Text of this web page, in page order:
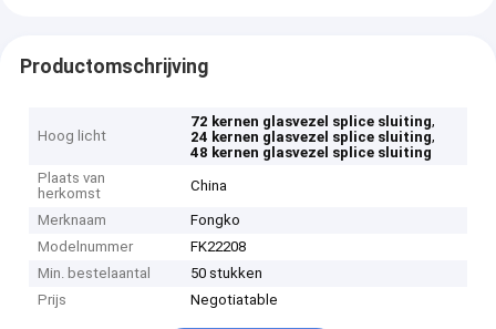
Productomschrijving
Hoog licht
72 kernen glasvezel splice sluiting,
24 kernen glasvezel splice sluiting,
48 kernen glasvezel splice sluiting
Plaats van
herkomst
China
Merknaam
Fongko
Modelnummer
FK22208
Min. bestelaantal
50 stukken
Prijs
Negotiatable